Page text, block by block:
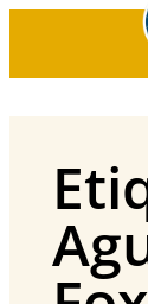
contenido